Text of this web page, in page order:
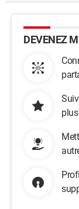
DEVENEZ